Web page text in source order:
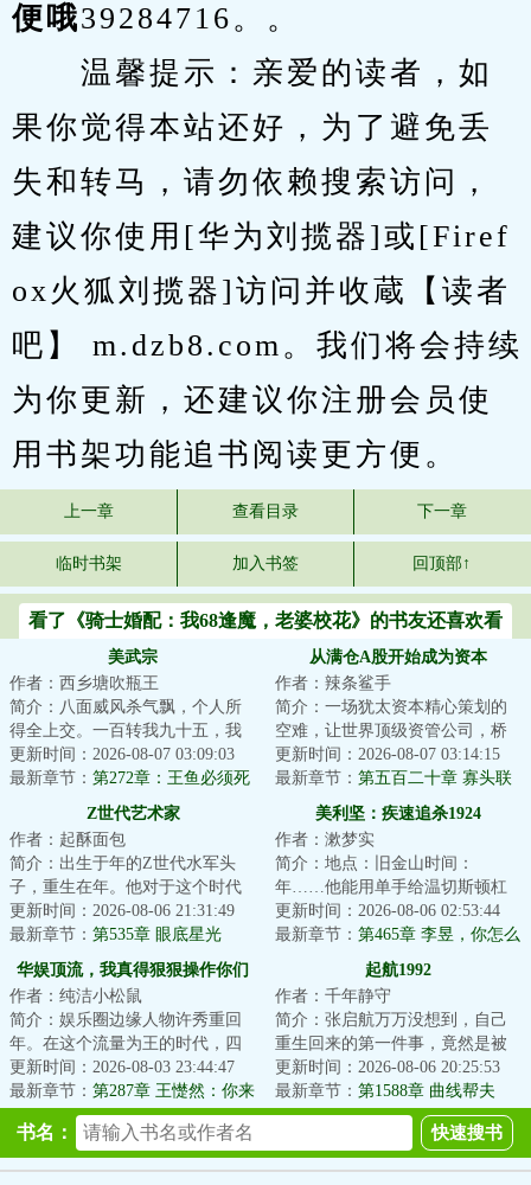
便哦39284716。。
温馨提示：亲爱的读者，如
果你觉得本站还好，为了避免丢
失和转马，请勿依赖搜索访问，
建议你使用[华为刘揽器]或[Firef
ox火狐刘揽器]访问并收蔵【读者
吧】 m.dzb8.com。我们将会持续
为你更新，还建议你注册会员使
用书架功能追书阅读更方便。
上一章 查看目录 下一章
临时书架 加入书签 回顶部↑
看了《骑士婚配：我68逢魔，老婆校花》的书友还喜欢看
美武宗
作者：西乡塘吹瓶王
简介：八面威风杀气飘，个人所
得全上交。一百转我九十五，我
的手段你清楚。……费兰本是世
纪的一名教授，...
更新时间：2026-08-07 03:09:03
最新章节： 第272章：王鱼必须死
从满仓A股开始成为资本
作者：辣条鲨手
简介：一场犹太资本精心策划的
空难，让世界顶级资管公司，桥
水基金的经理张扬意外重回年。
这一年，次贷危...
更新时间：2026-08-07 03:14:15
最新章节： 第五百二十章 寡头联
手套绞索，张扬匹配资本队友
Z世代艺术家
作者：起酥面包
简介：出生于年的Z世代水军头
子，重生在年。他对于这个时代
没有任何滤镜，因此感到强烈窒
息。影视剧粗糙...
更新时间：2026-08-06 21:31:49
最新章节： 第535章 眼底星光
美利坚：疾速追杀1924
作者：漱梦实
简介：地点：旧金山时间：
年……他能用单手给温切斯顿杠
杆步枪上弹。他精通美利坚居
合。他的莫桑比克射击...
更新时间：2026-08-06 02:53:44
最新章节： 第465章 李昱，你怎么
又跟别的美女做搭档？休息一下
好不好？（二合一）
华娱顶流，我真得狠狠操作你们
了
作者：纯洁小松鼠
简介：娱乐圈边缘人物许秀重回
年。在这个流量为王的时代，四
大三小如日中天，大花与小花争
相斗艳。练习时...
更新时间：2026-08-03 23:44:47
最新章节： 第287章 王憷然：你来
啦～我等你好久啦
起航1992
作者：千年静守
简介：张启航万万没想到，自己
重生回来的第一件事，竟然是被
逼着帮单位背黑锅……...
更新时间：2026-08-06 20:25:53
最新章节： 第1588章 曲线帮夫
书名：